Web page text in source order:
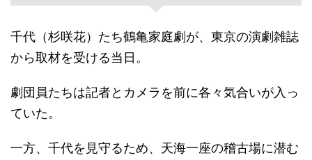
千代（杉咲花）たち鶴亀家庭劇が、東京の演劇雑誌
から取材を受ける当日。
劇団員たちは記者とカメラを前に各々気合いが入っ
ていた。
一方、千代を見守るため、天海一座の稽古場に潜む